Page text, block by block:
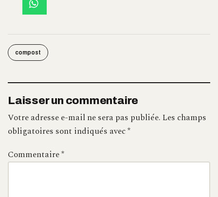
compost
Laisser un commentaire
Votre adresse e-mail ne sera pas publiée.Les champs
obligatoires sont indiqués avec*
Commentaire*